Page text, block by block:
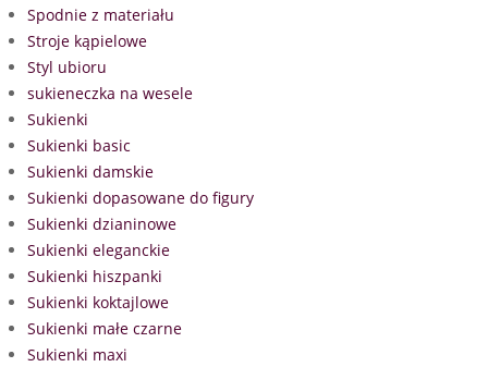
Spodnie z materiału
Stroje kąpielowe
Styl ubioru
sukieneczka na wesele
Sukienki
Sukienki basic
Sukienki damskie
Sukienki dopasowane do figury
Sukienki dzianinowe
Sukienki eleganckie
Sukienki hiszpanki
Sukienki koktajlowe
Sukienki małe czarne
Sukienki maxi